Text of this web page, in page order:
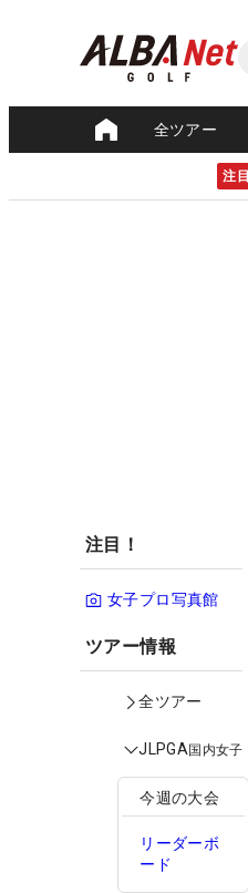
全ツアー
注目
注目！
女子プロ写真館
ツアー情報
全ツアー
JLPGA国内女子
今週の大会
リーダーボ
ード